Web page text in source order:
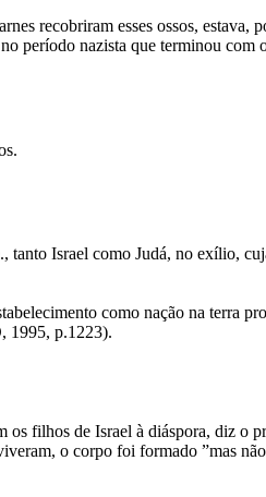
recobriram esses ossos, estava,
período nazista que terminou com
tanto Israel como Judá, no exílio,
como nação na terra
1995, p.1223).
filhos de Israel à diáspora, diz o
o corpo foi formado ”mas